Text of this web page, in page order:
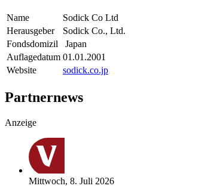
Name
Sodick Co Ltd
Herausgeber
Sodick Co., Ltd.
Fondsdomizil
Japan
Auflagedatum 01.01.2001
Website
sodick.co.jp
Partnernews
Anzeige
Mittwoch, 8. Juli 2026